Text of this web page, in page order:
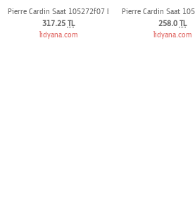
Pierre Cardin Saat 105272f07 Bayan Kol Saati
317.25 TL
lidyana.com
Pierre Cardin Saat
258.0 TL
lidyana.com